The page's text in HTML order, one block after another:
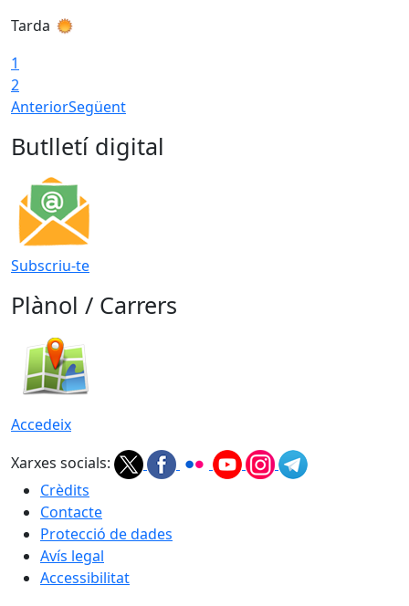
Tarda
1
2
AnteriorSegüent
Butlletí digital
Subscriu-te
Plànol / Carrers
Accedeix
Xarxes socials:
Crèdits
Contacte
Protecció de dades
Avís legal
Accessibilitat